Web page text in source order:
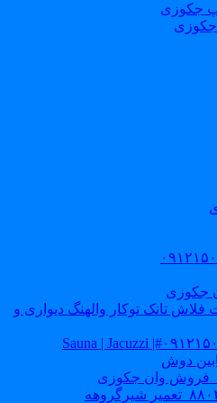
تانک توکار والهنگ دیواری و
دوش